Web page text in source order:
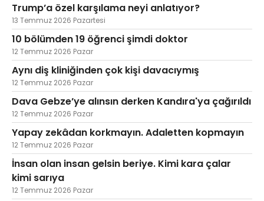
Trump’a özel karşılama neyi anlatıyor?
13 Temmuz 2026 Pazartesi
10 bölümden 19 öğrenci şimdi doktor
12 Temmuz 2026 Pazar
Aynı diş kliniğinden çok kişi davacıymış
12 Temmuz 2026 Pazar
Dava Gebze’ye alınsın derken Kandıra'ya çağırıldı
12 Temmuz 2026 Pazar
Yapay zekâdan korkmayın. Adaletten kopmayın
12 Temmuz 2026 Pazar
İnsan olan insan gelsin beriye. Kimi kara çalar
kimi sarıya
12 Temmuz 2026 Pazar